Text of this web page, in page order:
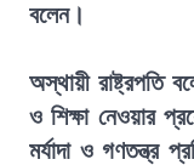
বলেন।
অস্থায়ী রাষ্ট্রপতি
ও শিক্ষা নেওয়ার
মর্যাদা ও গণতন্ত্র